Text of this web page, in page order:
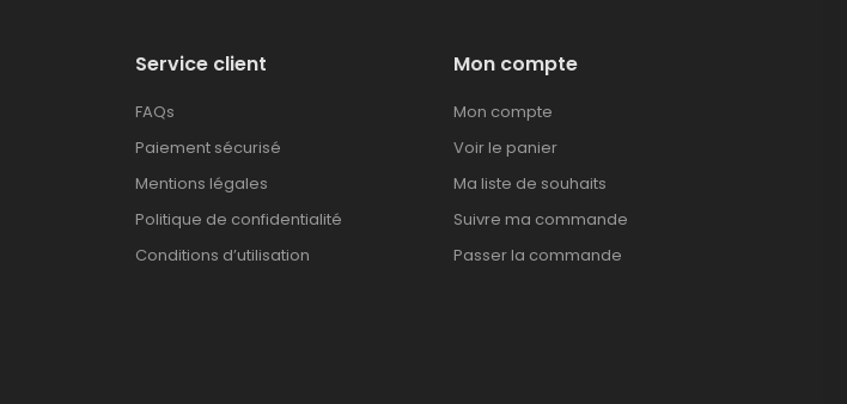
Service client
FAQs
Paiement sécurisé
Mentions légales
Politique de confidentialité
Conditions d’utilisation
Mon compte
Mon compte
Voir le panier
Ma liste de souhaits
Suivre ma commande
Passer la commande